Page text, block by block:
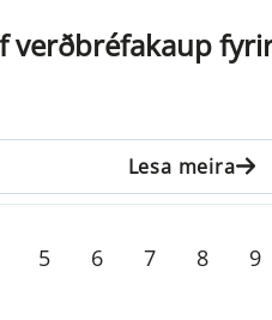
verðbréfakaup
Lesa meira
5 6 7 8 9